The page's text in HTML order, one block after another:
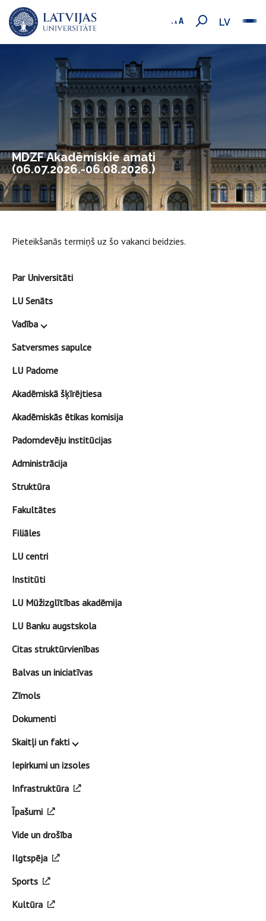
LV
MDZF Akadēmiskie amati
(06.07.2026.-06.08.2026.)
Pieteikšanās termiņš uz šo vakanci beidzies.
Par Universitāti
LU Senāts
Vadība
Satversmes sapulce
LU Padome
Akadēmiskā šķīrējtiesa
Akadēmiskās ētikas komisija
Padomdevēju institūcijas
Administrācija
Struktūra
Fakultātes
Filiāles
LU centri
Institūti
LU Mūžizglītības akadēmija
LU Banku augstskola
Citas struktūrvienības
Balvas un iniciatīvas
Zīmols
Dokumenti
Skaitļi un fakti
Iepirkumi un izsoles
Infrastruktūra
Īpašumi
Vide un drošība
Ilgtspēja
Sports
Kultūra